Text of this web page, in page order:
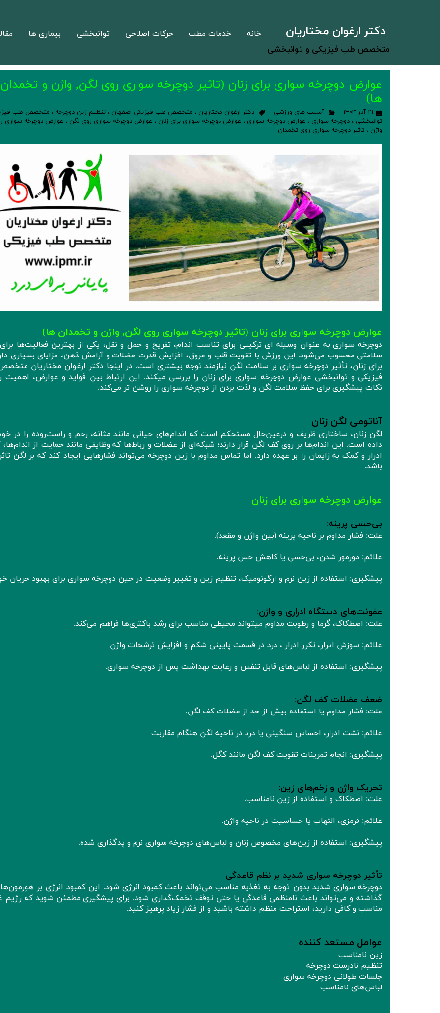
خانه خدمات مطب حرکات اصلاحی توانبخشی بیماری ها دکتر ارغوان مختاریان
متخصص طب فیزیکی و توانبخشی
عوارض دوچرخه سواری برای زنان (تاثیر دوچرخه سواری روی لگن, واژن و تخمدان
ها)
۲۱ آذر ۱۴۰۳ آسیب های ورزشی دکتر ارغوان مختاریان ، متخصص طب فیزیکی اصفهان ، تنظیم زین دوچرخه ، متخصص طب
توانبخشی ، دوچرخه سواری ، عوارض دوچرخه سواری ، عوارض دوچرخه سواری برای زنان ، عوارض دوچرخه سواری روی لگن ، عوارض دوچرخه سواری
واژن ، تاثیر دوچرخه سواری روی تخمدان
عوارض دوچرخه‌ سواری برای زنان (تاثیر دوچرخه سواری روی لگن, واژن و تخمدان ها)
دوچرخه‌ سواری به‌ عنوان وسیله ای ترکیبی برای تناسب اندام، تفریح و حمل و نقل، یکی از بهترین فعالیت‌ها
سلامتی محسوب می‌شود. این ورزش با تقویت قلب و عروق، افزایش قدرت عضلات و آرامش ذهن، مزایای بسیاری
برای زنان، تأثیر دوچرخه‌ سواری بر سلامت لگن نیازمند توجه بیشتری است. در اینجا دکتر ارغوان مختاریان
فیزیکی و توانبخشی عوارض دوچرخه سواری برای زنان را بررسی میکند. این ارتباط بین فواید و عوارض، اهمیت
نکات پیشگیری برای حفظ سلامت لگن و لذت بردن از دوچرخه‌ سواری را روشن تر می‌کند.
آناتومی لگن زنان
لگن زنان، ساختاری ظریف و درعین‌حال مستحکم است که اندام‌های حیاتی مانند مثانه، رحم و راست‌روده را در
داده است. این اندام‌ها بر روی کف لگن قرار دارند؛ شبکه‌ای از عضلات و رباط‌ها که وظایفی مانند حمایت از اندام‌ها،
ادرار و کمک به زایمان را بر عهده دارد. اما تماس مداوم با زین دوچرخه می‌تواند فشارهایی ایجاد کند که بر لگن
باشد.
عوارض دوچرخه‌ سواری برای زنان
بی‌حسی پرینه:
علت: فشار مداوم بر ناحیه پرینه (بین واژن و مقعد).
علائم: مورمور شدن، بی‌حسی یا کاهش حس پرینه.
پیشگیری: استفاده از زین نرم و ارگونومیک، تنظیم زین و تغییر وضعیت در حین دوچرخه‌ سواری برای بهبود جریان
عفونت‌های دستگاه ادراری و واژن:
علت: اصطکاک، گرما و رطوبت مداوم میتواند محیطی مناسب برای رشد باکتری‌ها فراهم می‌کند.
علائم: سوزش ادرار، تکرر ادرار ، درد در قسمت پایینی شکم و افزایش ترشحات واژن
پیشگیری: استفاده از لباس‌های قابل تنفس و رعایت بهداشت پس از دوچرخه‌ سواری.
ضعف عضلات کف لگن:
علت: فشار مداوم یا استفاده بیش از حد از عضلات کف لگن.
علائم: نشت ادرار، احساس سنگینی یا درد در ناحیه لگن هنگام مقاربت
پیشگیری: انجام تمرینات تقویت کف لگن مانند کگل.
تحریک واژن و زخم‌های زین:
علت: اصطکاک و استفاده از زین نامناسب.
علائم: قرمزی، التهاب یا حساسیت در ناحیه واژن.
پیشگیری: استفاده از زین‌های مخصوص زنان و لباس‌های دوچرخه‌ سواری نرم و پدگذاری شده.
تأثیر دوچرخه‌ سواری شدید بر نظم قاعدگی
دوچرخه‌ سواری شدید بدون توجه به تغذیه مناسب می‌تواند باعث کمبود انرژی شود. این کمبود انرژی بر هورمون‌ها
گذاشته و می‌تواند باعث نامنظمی قاعدگی یا حتی توقف تخمک‌گذاری شود. برای پیشگیری مطمئن شوید که رژیم
مناسب و کافی دارید، استراحت منظم داشته باشید و از فشار زیاد پرهیز کنید.
عوامل مستعد کننده
زین نامناسب
تنظیم نادرست دوچرخه
جلسات طولانی دوچرخه‌ سواری
لباس‌های نامناسب